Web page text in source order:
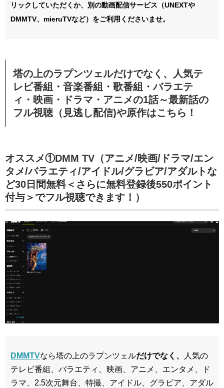
リックしていただくか、別の動画配信サービス（UNEXTや
DMMTV、mieruTVなど）をご利用くださいませ。
塔の上のラプンツェルだけでなく、人気テ
レビ番組・音楽番組・歌番組・バラエテ
ィ・映画・ドラマ・アニメの1話～最新話の
フル視聴（見逃し配信)や原作はこちら！
オススメ①DMM TV（アニメ/映画/ドラマ/エン
タメ/バラエティ/アイドル/グラビア/アダルトな
ど30日間無料＜さらに無料登録後550ポイント
付与＞でフル視聴できます！）
DMMTVなら塔の上のラプンツェルだけでなく、
人気の
テレビ番組、バラエティ、映画、アニメ、エンタメ、ド
ラマ、2.5次元舞台、特撮、アイドル、グラビア、アダル